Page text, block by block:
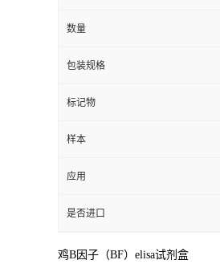
数量
包装规格
标记物
样本
应用
是否进口
鸡B因子（BF）elisa试剂盒